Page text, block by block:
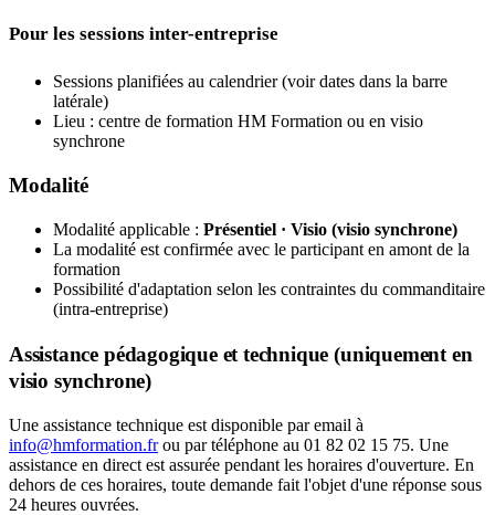
Pour les sessions inter-entreprise
Sessions planifiées au calendrier (voir dates dans la barre
latérale)
Lieu : centre de formation HM Formation ou en visio
synchrone
Modalité
Modalité applicable : Présentiel · Visio (visio synchrone)
La modalité est confirmée avec le participant en amont de la
formation
Possibilité d'adaptation selon les contraintes du commanditaire
(intra-entreprise)
Assistance pédagogique et technique (uniquement en
visio synchrone)
Une assistance technique est disponible par email à
info@hmformation.frou par téléphone au 01 82 02 15 75. Une
assistance en direct est assurée pendant les horaires d'ouverture. En
dehors de ces horaires, toute demande fait l'objet d'une réponse sous
24 heures ouvrées.